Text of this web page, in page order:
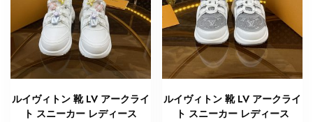
デ
ィ
ー
ス
気
ルイヴィトン 靴 LV アークライ
ト スニーカー レディース
ルイヴィトン 靴 LV アークライ
ト スニーカー レディース